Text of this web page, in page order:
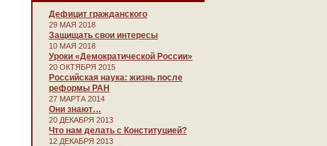
Дефицит гражданского
29 МАЯ 2018
Защищать свои интересы
10 МАЯ 2018
Уроки «Демократической России»
20 ОКТЯБРЯ 2015
Российская наука: жизнь после
реформы РАН
27 МАРТА 2014
Они знают…
20 ДЕКАБРЯ 2013
Что нам делать с Конституцией?
12 ДЕКАБРЯ 2013